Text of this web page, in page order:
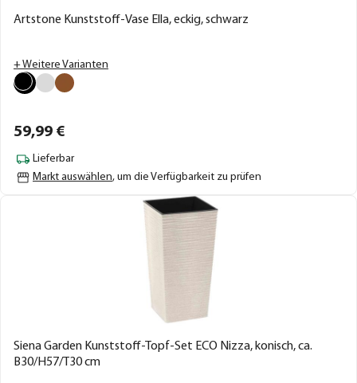
Artstone Kunststoff-Vase Ella, eckig, schwarz
+ Weitere Varianten
59,99 €
Lieferbar
Markt auswählen, um die Verfügbarkeit zu prüfen
Siena Garden Kunststoff-Topf-Set ECO Nizza, konisch, ca.
B30/H57/T30 cm